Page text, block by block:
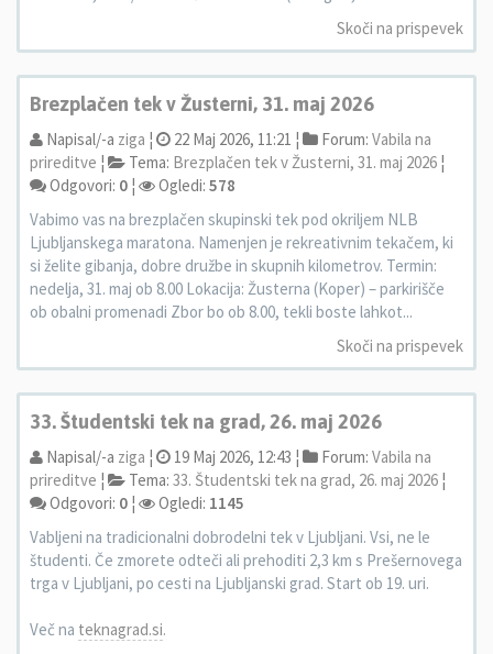
Skoči na prispevek
Brezplačen tek v Žusterni, 31. maj 2026
Napisal/-a ziga ¦ 22 Maj 2026, 11:21 ¦ Forum: Vabila na
prireditve ¦ Tema: Brezplačen tek v Žusterni, 31. maj 2026 ¦
Odgovori: 0 ¦ Ogledi: 578
Vabimo vas na brezplačen skupinski tek pod okriljem NLB
Ljubljanskega maratona. Namenjen je rekreativnim tekačem, ki
si želite gibanja, dobre družbe in skupnih kilometrov. Termin:
nedelja, 31. maj ob 8.00 Lokacija: Žusterna (Koper) – parkirišče
ob obalni promenadi Zbor bo ob 8.00, tekli boste lahkot...
Skoči na prispevek
33. Študentski tek na grad, 26. maj 2026
Napisal/-a ziga ¦ 19 Maj 2026, 12:43 ¦ Forum: Vabila na
prireditve ¦ Tema: 33. Študentski tek na grad, 26. maj 2026 ¦
Odgovori: 0 ¦ Ogledi: 1145
Vabljeni na tradicionalni dobrodelni tek v Ljubljani. Vsi, ne le
študenti. Če zmorete odteči ali prehoditi 2,3 km s Prešernovega
trga v Ljubljani, po cesti na Ljubljanski grad. Start ob 19. uri.
Več na teknagrad.si.